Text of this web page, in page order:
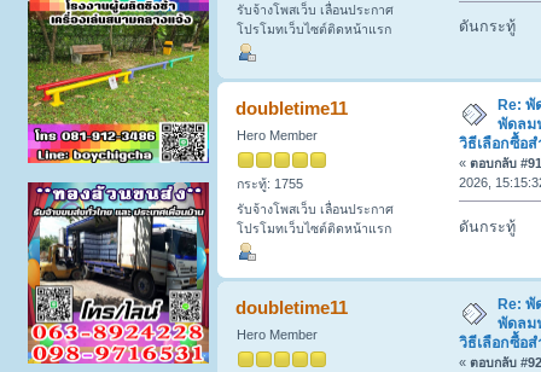
รับจ้างโพสเว็บ เลื่อนประกาศ
โปรโมทเว็บไซต์ติดหน้าแรก
ดันกระทู้
doubletime11
Hero Member
กระทู้: 1755
รับจ้างโพสเว็บ เลื่อนประกาศ
โปรโมทเว็บไซต์ติดหน้าแรก
Re: พั
พัดลม
วิธีเลือกซื้อ
« ตอบกลับ
2026,
ดันกระทู้
doubletime11
Hero Member
Re: พั
พัดลม
วิธีเลือกซื้อ
« ตอบกลับ